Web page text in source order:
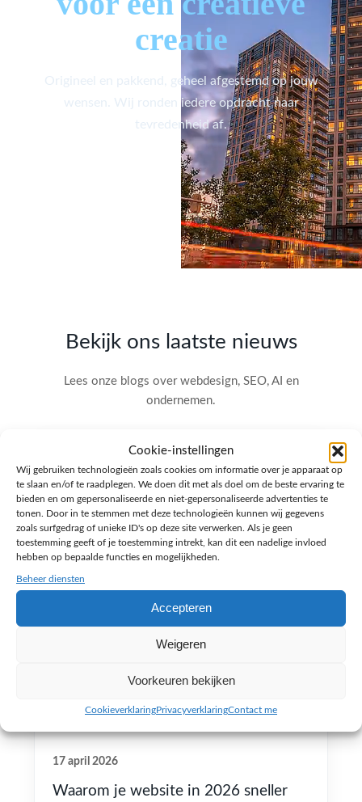
Cookie-instellingen
Wij gebruiken technologieën zoals cookies om informatie over je apparaat op
te slaan en/of te raadplegen. We doen dit met als doel om de beste ervaring te
bieden en om gepersonaliseerde en niet-gepersonaliseerde advertenties te
tonen. Door in te stemmen met deze technologieën kunnen wij gegevens
zoals surfgedrag of unieke ID's op deze site verwerken. Als je geen
toestemming geeft of je toestemming intrekt, kan dit een nadelige invloed
hebben op bepaalde functies en mogelijkheden.
Beheer diensten
Accepteren
Weigeren
Voorkeuren bekijken
CookieverklaringPrivacyverklaringContact me
creatie
Origineel en pakkend, geheel afgestemd op jouw
wensen. Wij ronden iedere opdracht naar
tevredenheid af.
Bekijk ons laatste nieuws
Lees onze blogs over webdesign, SEO, AI en
ondernemen.
17 april 2026
Waarom je website in 2026 sneller